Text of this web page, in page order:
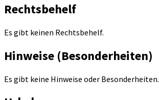
Rechtsbehelf
Es gibt keinen Rechtsbehelf.
Hinweise (Besonderheiten)
Es gibt keine Hinweise oder Besonderheiten.